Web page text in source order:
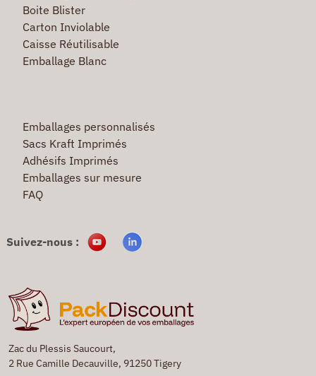
Zac du Plessis Saucourt,
2 Rue Camille Decauville, 91250 Tigery
Boite Blister
Carton Inviolable
Caisse Réutilisable
Emballage Blanc
Emballages personnalisés
Sacs Kraft Imprimés
Adhésifs Imprimés
Emballages sur mesure
FAQ
Suivez-nous :